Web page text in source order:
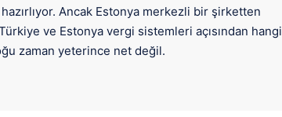
Ancak Estonya merkezli bir şirketten
ve Estonya vergi sistemleri açısından hangi
zaman yeterince net değil.